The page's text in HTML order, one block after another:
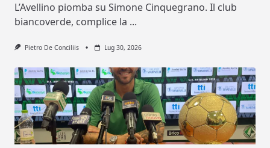
L’Avellino piomba su Simone Cinquegrano. Il club
biancoverde, complice la ...
Pietro De Conciliis Lug 30, 2026